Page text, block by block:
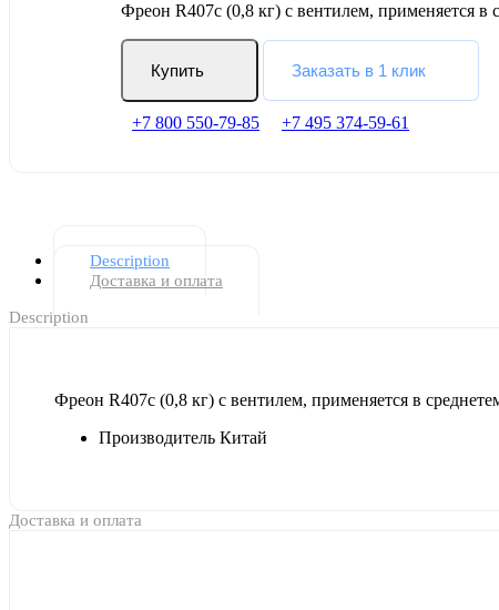
Фреон R407c (0,8 кг) с вентилем, применяется
Купить Заказать в 1 клик
+7 800 550-79-85 +7 495 374-59-61
Description
Доставка и оплата
Description
Фреон R407c (0,8 кг) с вентилем, применяется в
Производитель Китай
Доставка и оплата